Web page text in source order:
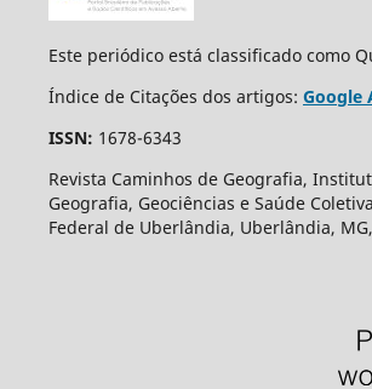
Este periódico está classificado como
Índice de Citações dos artigos: Google
ISSN: 1678-6343
Revista Caminhos de Geografia,
Geografia, Geociências e Saúde
Federal de Uberlândia, Uberlândia,